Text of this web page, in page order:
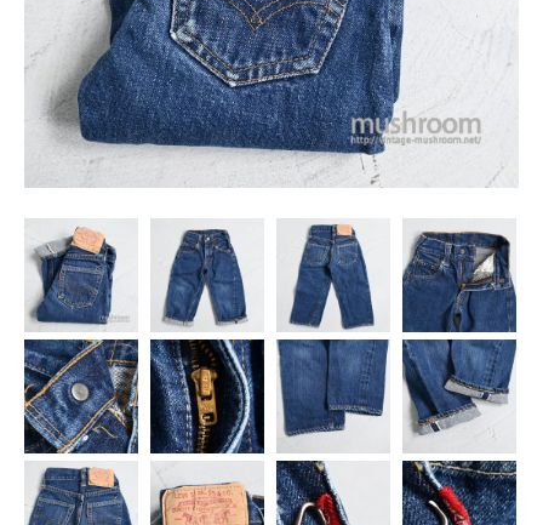
MY ACCOUNT